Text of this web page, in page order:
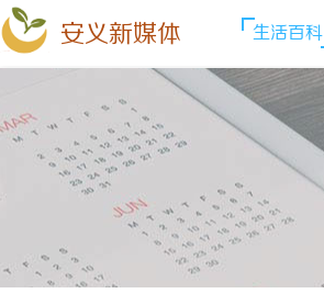
安义新媒体 生活百科